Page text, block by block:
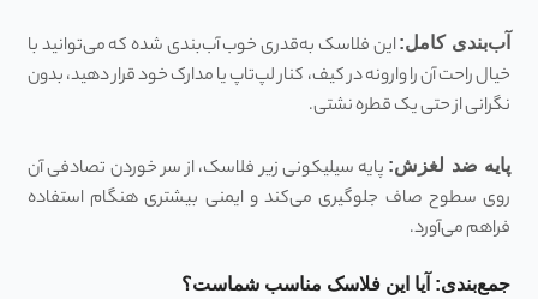
آب‌بندی کامل:این فلاسک به‌قدری خوب آب‌بندی شده که می‌توانید با
خیال راحت آن را وارونه در کیف، کنار لپ‌تاپ یا مدارک خود قرار دهید، بدون
نگرانی از حتی یک قطره نشتی.
پایه ضد لغزش: پایه سیلیکونی زیر فلاسک، از سر خوردن تصادفی آن
روی سطوح صاف جلوگیری می‌کند و ایمنی بیشتری هنگام استفاده
فراهم می‌آورد.
جمع‌بندی: آیا این فلاسک مناسب شماست؟